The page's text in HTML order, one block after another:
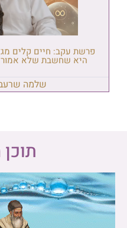
פרשת עקב: חיים קלים
היא שחשבת שלא אמור
שלמה